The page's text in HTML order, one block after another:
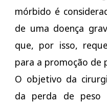
mórbido é
de uma doença
que, por isso,
para a promoção de
O objetivo da
da perda de peso